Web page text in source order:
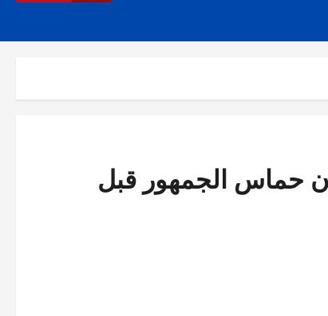
حماس الجمهور قبل